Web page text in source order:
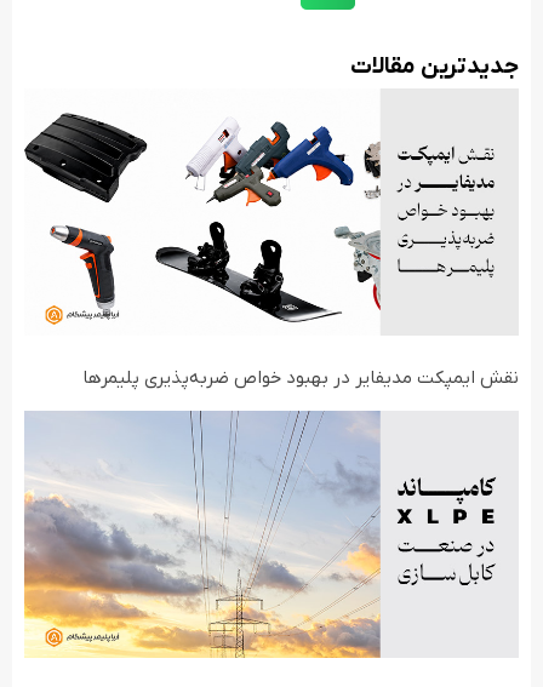
جدید‌ترین مقالات
نقش ایمپکت مدیفایر در بهبود خواص ضربه‌پذیری پلیمرها